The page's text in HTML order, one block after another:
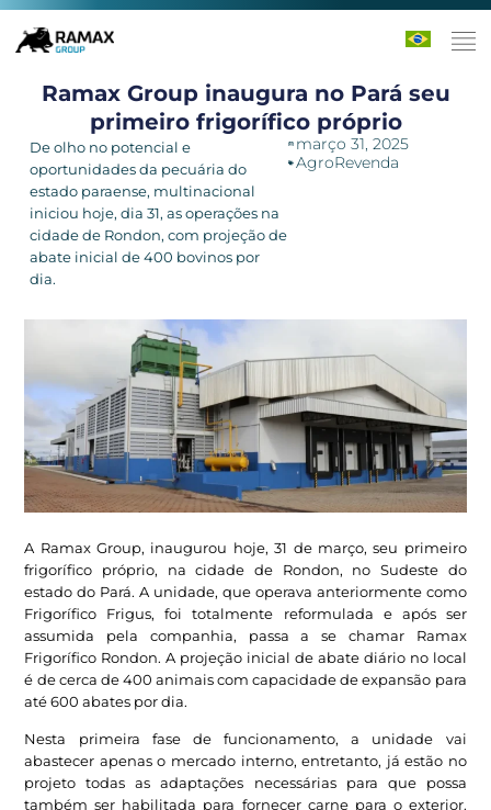
Ramax Group inaugura no Pará seu
primeiro frigorífico próprio
De olho no potencial e
oportunidades da pecuária do
estado paraense, multinacional
iniciou hoje, dia 31, as operações na
cidade de Rondon, com projeção de
abate inicial de 400 bovinos por
dia.
março 31, 2025
AgroRevenda
A Ramax Group, inaugurou hoje, 31 de março, seu primeiro
frigorífico próprio, na cidade de Rondon, no Sudeste do
estado do Pará. A unidade, que operava anteriormente como
Frigorífico Frigus, foi totalmente reformulada e após ser
assumida pela companhia, passa a se chamar Ramax
Frigorífico Rondon. A projeção inicial de abate diário no local
é de cerca de 400 animais com capacidade de expansão para
até 600 abates por dia.
Nesta primeira fase de funcionamento, a unidade vai
abastecer apenas o mercado interno, entretanto, já estão no
projeto todas as adaptações necessárias para que possa
também ser habilitada para fornecer carne para o exterior.